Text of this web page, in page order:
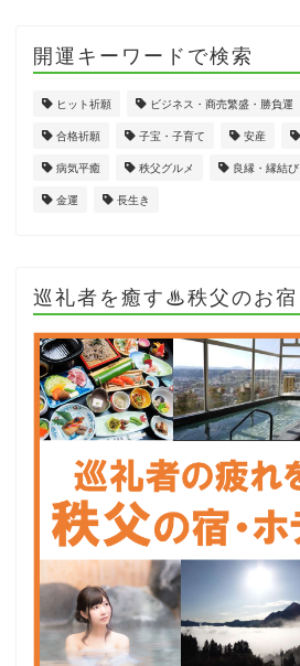
開運キーワードで検索
ヒット祈願 ビジネス・商売繁盛・勝負運
合格祈願 子宝・子育て 安産
病気平癒 秩父グルメ 良縁・縁結び
金運 長生き
巡礼者を癒す♨秩父のお宿